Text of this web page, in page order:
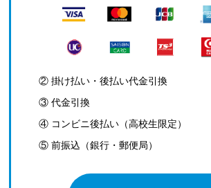
② 掛け払い・後払い代金引換
③ 代金引換
④ コンビニ後払い（高校生限定）
⑤ 前振込（銀行・郵便局）